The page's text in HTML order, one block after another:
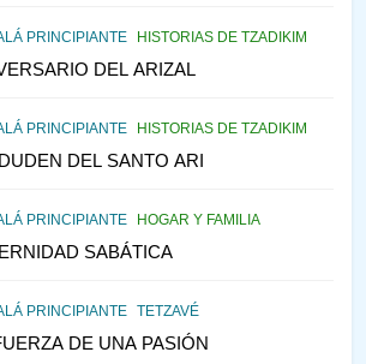
PRINCIPIANTE HISTORIAS DE TZADIKIM
DEL ARIZAL
PRINCIPIANTE HISTORIAS DE TZADIKIM
DEL SANTO ARI
PRINCIPIANTE HOGAR Y FAMILIA
SABÁTICA
PRINCIPIANTE TETZAVÉ
DE UNA PASIÓN
TEMPLO Y LA ALEGRÍA EN
VEAMOS ¿POR QUÉ
IEHOSHÚA? Y LA QUEJA DE